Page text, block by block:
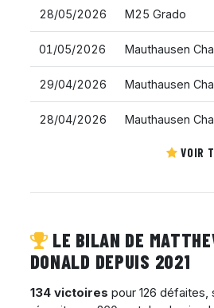
28/05/2026 M25 Grado
01/05/2026 Mauthausen
29/04/2026 Mauthausen
28/04/2026 Mauthausen
VOIR
LE BILAN DE
DONALD DEPUIS 2021
134 victoires pour 126 défaites,